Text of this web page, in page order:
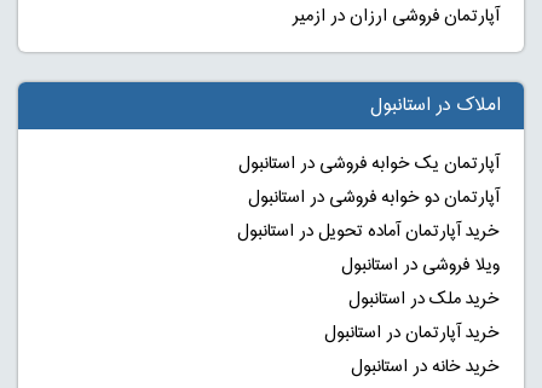
آپارتمان فروشی ارزان در ازمیر
املاک در استانبول
آپارتمان یک خوابه فروشی در استانبول
آپارتمان دو خوابه فروشی در استانبول
خرید آپارتمان آماده تحویل در استانبول
ویلا فروشی در استانبول
خرید ملک در استانبول
خرید آپارتمان در استانبول
خرید خانه در استانبول